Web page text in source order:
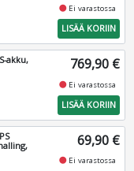
fiber_manual_record Ei varastossa
LISÄÄ KORIIN
akku,
769,90 €
fiber_manual_record Ei varastossa
LISÄÄ KORIIN
69,90 €
fiber_manual_record Ei varastossa